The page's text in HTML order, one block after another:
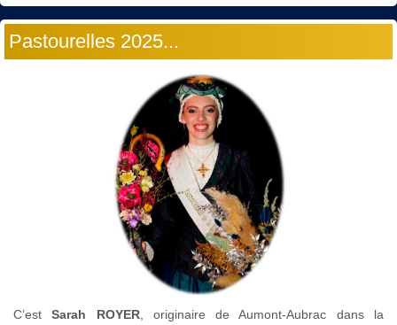
Pastourelles 2025...
C’estSarah ROYER, originaire de Aumont-Aubrac dans la